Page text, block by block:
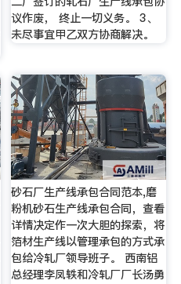
议作废， 终止一切义务。 3、
未尽事宜甲乙双方协商解决。
砂石厂生产线承包合同范本,磨
粉机砂石生产线承包合同，查看
详情决定作一次大胆的探索，将
箔材生产线以管理承包的方式承
包给冷轧厂领导班子。 西南铝
总经理李凤轶和冷轧厂厂长汤勇